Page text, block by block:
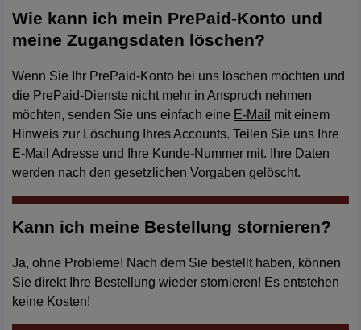
Wie kann ich mein PrePaid-Konto und
meine Zugangsdaten löschen?
Wenn Sie Ihr PrePaid-Konto bei uns löschen möchten und
die PrePaid-Dienste nicht mehr in Anspruch nehmen
möchten, senden Sie uns einfach eine E-Mail mit einem
Hinweis zur Löschung Ihres Accounts. Teilen Sie uns Ihre
E-Mail Adresse und Ihre Kunde-Nummer mit. Ihre Daten
werden nach den gesetzlichen Vorgaben gelöscht.
Kann ich meine Bestellung stornieren?
Ja, ohne Probleme! Nach dem Sie bestellt haben, können
Sie direkt Ihre Bestellung wieder stornieren! Es entstehen
keine Kosten!